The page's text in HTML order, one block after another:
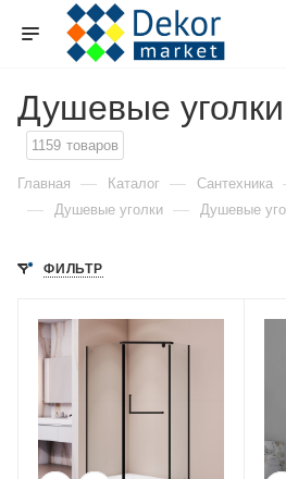
Душевые
1159 товаров
Главная — Каталог — Сантехника
— Душевые уголки — Душевые
ФИЛЬТР